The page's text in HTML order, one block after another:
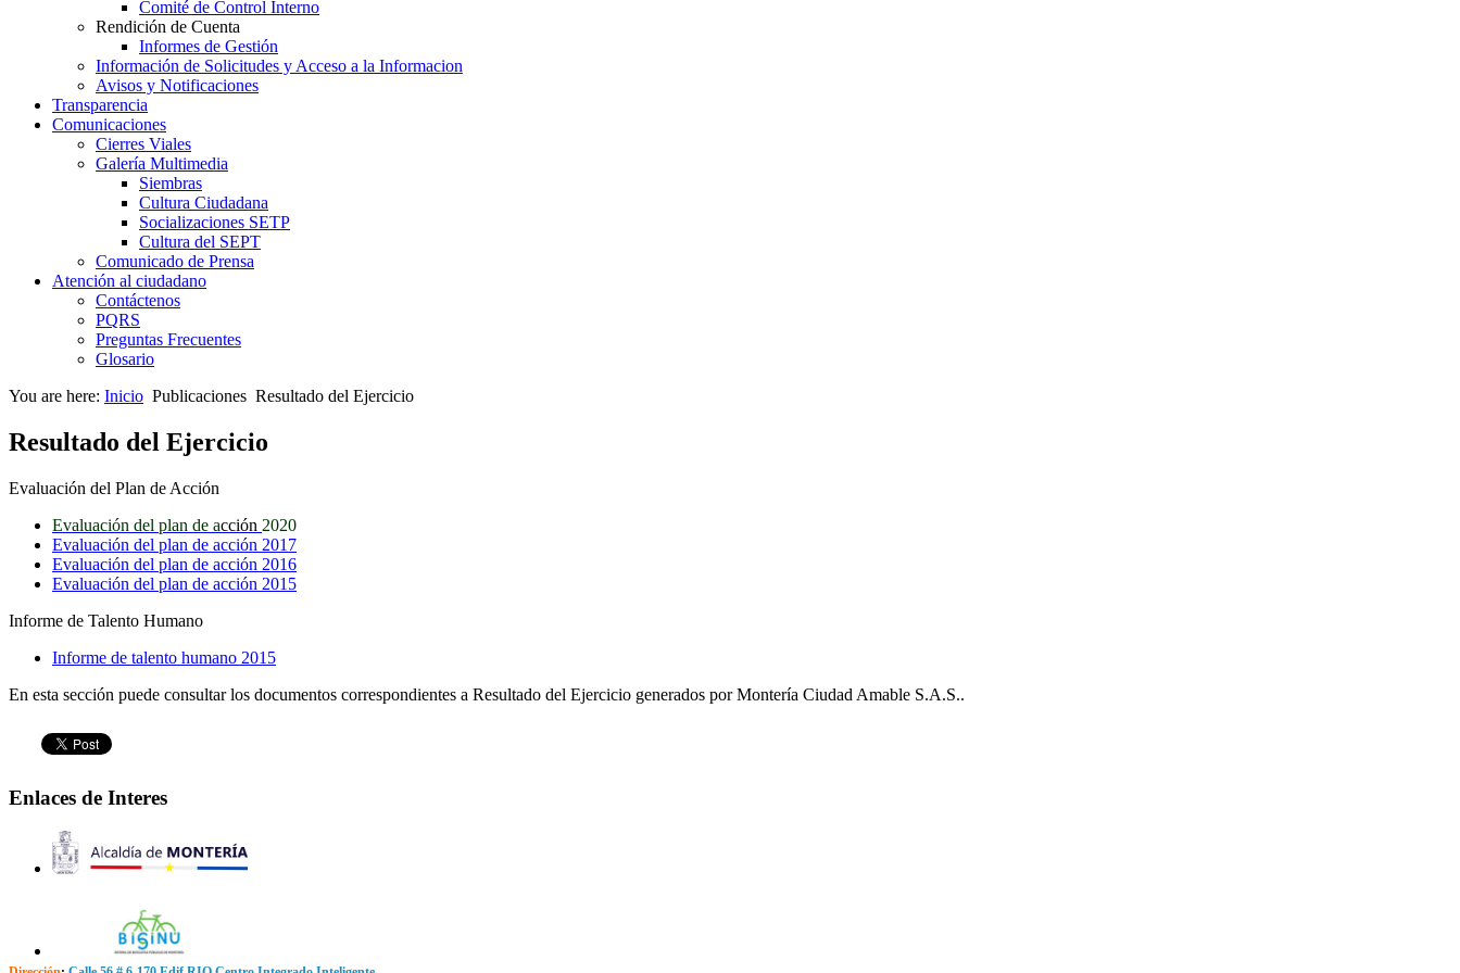
Comité de Control Interno
Rendición de Cuenta
Informes de Gestión
Información de Solicitudes y Acceso a la Informacion
Avisos y Notificaciones
Transparencia
Comunicaciones
Cierres Viales
Galería Multimedia
Siembras
Cultura Ciudadana
Socializaciones SETP
Cultura del SEPT
Comunicado de Prensa
Atención al ciudadano
Contáctenos
PQRS
Preguntas Frecuentes
Glosario
You are here: Inicio Publicaciones Resultado del Ejercicio
Resultado del Ejercicio
Evaluación del Plan de Acción
Evaluación del plan de acción 2020
Evaluación del plan de acción 2017
Evaluación del plan de acción 2016
Evaluación del plan de acción 2015
Informe de Talento Humano
Informe de talento humano 2015
En esta sección puede consultar los documentos correspondientes a Resultado del Ejercicio generados por Montería Ciudad Amable S.A.S..
Enlaces de Interes